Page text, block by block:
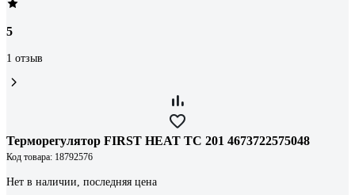
5
1 отзыв
Терморегулятор FIRST HEAT ТС 201 4673722575048
Код товара: 18792576
Нет в наличии, последняя цена